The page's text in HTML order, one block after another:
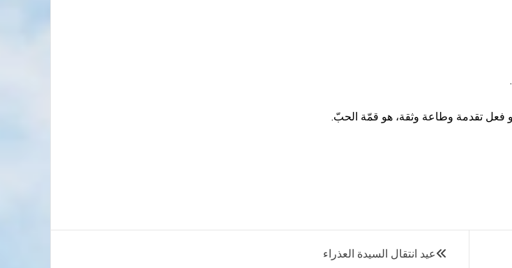
عيد انتقال السيدة العذراء